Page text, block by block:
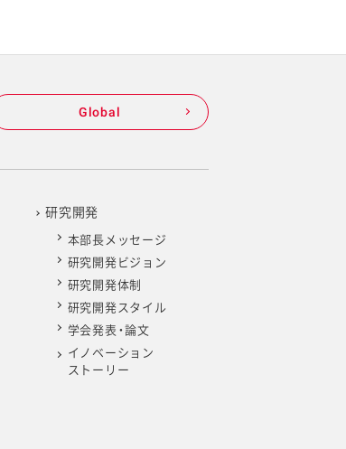
Global
研究開発
本部長メッセージ
研究開発ビジョン
研究開発体制
研究開発スタイル
学会発表・論文
イノベーション
ストーリー